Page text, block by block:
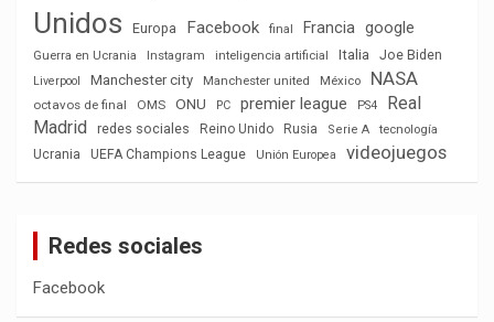
Unidos
Europa Facebook final Francia google
Guerra en Ucrania Instagram inteligencia artificial Italia Joe Biden
Liverpool Manchester city Manchester united México NASA
octavos de final OMS ONU PC premier league PS4
Real
Madrid
redes sociales Reino Unido Rusia Serie A
tecnología
Ucrania
UEFA Champions League Unión Europea videojuegos
Redes sociales
Facebook